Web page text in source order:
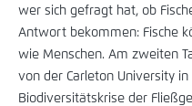
wer sich gefragt hat, ob
Antwort bekommen: Fische
wie Menschen. Am zweiten
von der Carleton University
Biodiversitätskrise der